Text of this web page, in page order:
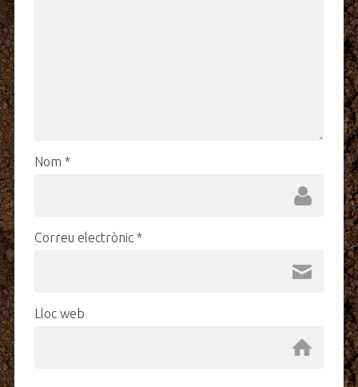
Nom *
Correu electrònic *
Lloc web